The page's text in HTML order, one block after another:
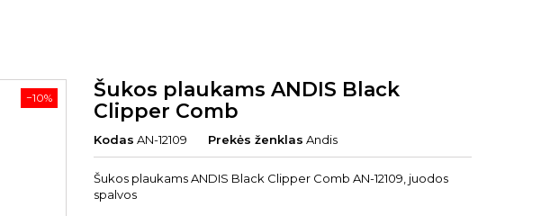
−10%
Šukos plaukams ANDIS Black
Clipper Comb
Kodas AN-12109 Prekės ženklas Andis
Šukos plaukams ANDIS Black Clipper Comb AN-12109, juodos
spalvos